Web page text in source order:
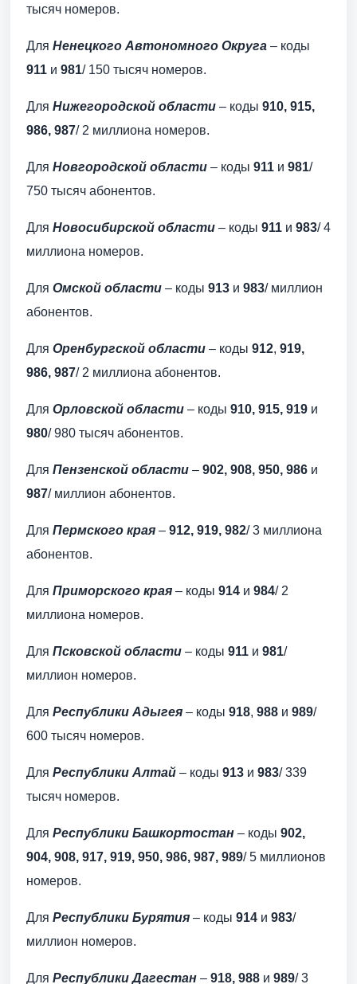
тысяч номеров.
Для Ненецкого Автономного Округа – коды
911 и 981/ 150 тысяч номеров.
Для Нижегородской области – коды 910, 915,
986, 987/ 2 миллиона номеров.
Для Новгородской области – коды 911 и 981/
750 тысяч абонентов.
Для Новосибирской области – коды 911 и 983/ 4
миллиона номеров.
Для Омской области – коды 913 и 983/ миллион
абонентов.
Для Оренбургской области – коды 912, 919,
986, 987/ 2 миллиона абонентов.
Для Орловской области – коды 910, 915, 919 и
980/ 980 тысяч абонентов.
Для Пензенской области – 902, 908, 950, 986 и
987/ миллион абонентов.
Для Пермского края – 912, 919, 982/ 3 миллиона
абонентов.
Для Приморского края – коды 914 и 984/ 2
миллиона номеров.
Для Псковской области – коды 911 и 981/
миллион номеров.
Для Республики Адыгея – коды 918, 988 и 989/
600 тысяч номеров.
Для Республики Алтай – коды 913 и 983/ 339
тысяч номеров.
Для Республики Башкортостан – коды 902,
904, 908, 917, 919, 950, 986, 987, 989/ 5 миллионов
номеров.
Для Республики Бурятия – коды 914 и 983/
миллион номеров.
Для Республики Дагестан – 918, 988 и 989/ 3